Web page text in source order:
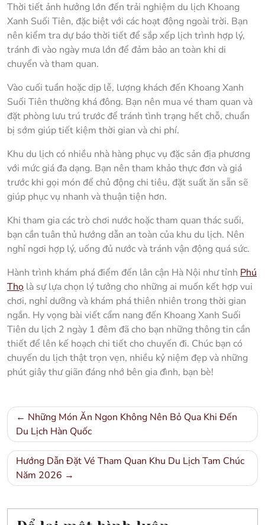
Thời tiết ảnh hưởng lớn đến trải nghiệm du lịch Khoang
Xanh Suối Tiên, đặc biệt với các hoạt động ngoài trời. Bạn
nên kiểm tra dự báo thời tiết để sắp xếp lịch trình hợp lý,
tránh đi vào ngày mưa lớn để đảm bảo an toàn khi di
chuyển và tham quan.
Vào cuối tuần hoặc dịp lễ, lượng khách đến Khoang Xanh
Suối Tiên thường khá đông. Bạn nên mua vé tham quan và
đặt phòng lưu trú trước để tránh tình trạng hết chỗ, chuẩn
bị sớm giúp tiết kiệm thời gian và chi phí.
Khu du lịch có nhiều nhà hàng phục vụ đặc sản địa phương
với mức giá đa dạng. Bạn nên tham khảo thực đơn và giá
trước khi gọi món để chủ động chi tiêu, đặt suất ăn sẵn sẽ
giúp phục vụ nhanh và thuận tiện hơn.
Khi tham gia các trò chơi nước hoặc tham quan thác suối,
bạn cần tuân thủ hướng dẫn an toàn của khu du lịch. Nên
nghỉ ngơi hợp lý, uống đủ nước và tránh vận động quá sức.
Hành trình khám phá điểm đến lân cận Hà Nội như tỉnh Phú
Thọ là sự lựa chọn lý tưởng cho những ai muốn kết hợp vui
chơi, nghỉ dưỡng và khám phá thiên nhiên trong thời gian
ngắn. Hy vọng bài viết cẩm nang đến Khoang Xanh Suối
Tiên du lịch 2 ngày 1 đêm đã cho bạn những thông tin cần
thiết để lên kế hoạch chi tiết cho chuyến đi. Chúc bạn có
chuyến du lịch thật trọn vẹn, nhiều kỷ niệm đẹp và những
phút giây thư giãn đáng nhớ bên gia đình, bạn bè!
Điều
hướng
bài
viết
Những Món Ăn Ngon Không Nên Bỏ Qua Khi Đến
Du Lịch Hàn Quốc
Hướng Dẫn Đặt Vé Tham Quan Khu Du Lịch Tam Chúc
Năm 2026